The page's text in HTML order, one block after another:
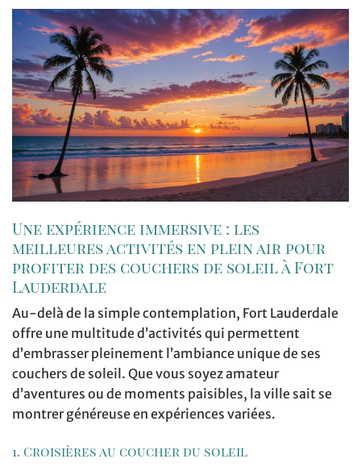
Une expérience immersive : les
meilleures activités en plein air pour
profiter des couchers de soleil à Fort
Lauderdale
Au-delà de la simple contemplation, Fort Lauderdale
offre une multitude d’activités qui permettent
d’embrasser pleinement l’ambiance unique de ses
couchers de soleil. Que vous soyez amateur
d’aventures ou de moments paisibles, la ville sait se
montrer généreuse en expériences variées.
1. Croisières au coucher du soleil